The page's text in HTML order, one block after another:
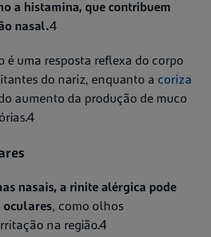
a histamina, que contribuem
nasal.4
é uma resposta reflexa do corpo
do nariz, enquanto a coriza
aumento da produção de muco
nasais, a rinite alérgica pode
oculares, como olhos
na região.4